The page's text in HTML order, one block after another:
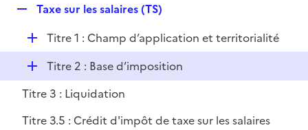
p
r
p
l
i
e
Taxe sur les salaires (TS)
D
é
i
e
Titre 1 : Champ d’application et territorialité
D
é
p
l
Titre 2 : Base d’imposition
Titre 3 : Liquidation
Titre 3.5 : Crédit d'impôt de taxe sur les salaires